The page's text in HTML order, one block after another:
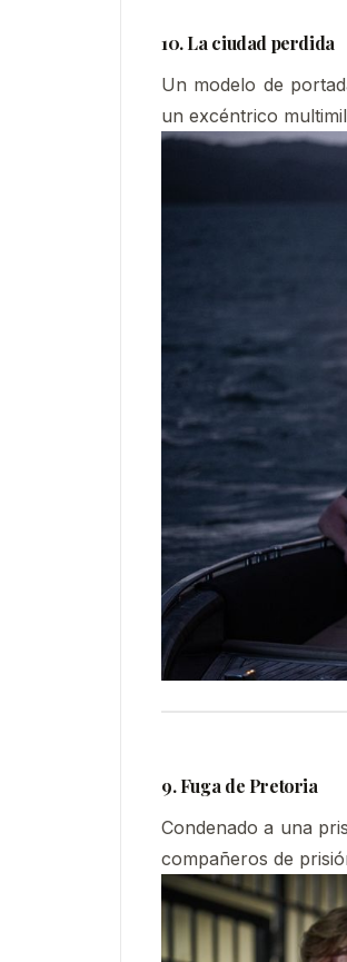
10. La ciudad perdida
Un modelo de
un excéntrico
9. Fuga de Pretoria
Condenado a una
compañeros de